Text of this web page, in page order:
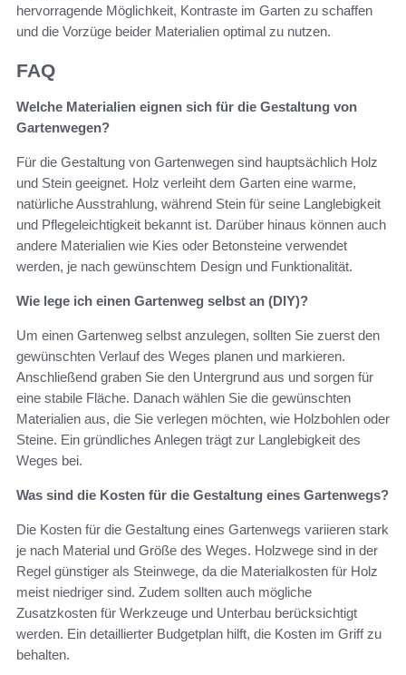
hervorragende Möglichkeit, Kontraste im Garten zu schaffen
und die Vorzüge beider Materialien optimal zu nutzen.
FAQ
Welche Materialien eignen sich für die Gestaltung von
Gartenwegen?
Für die Gestaltung von Gartenwegen sind hauptsächlich Holz
und Stein geeignet. Holz verleiht dem Garten eine warme,
natürliche Ausstrahlung, während Stein für seine Langlebigkeit
und Pflegeleichtigkeit bekannt ist. Darüber hinaus können auch
andere Materialien wie Kies oder Betonsteine verwendet
werden, je nach gewünschtem Design und Funktionalität.
Wie lege ich einen Gartenweg selbst an (DIY)?
Um einen Gartenweg selbst anzulegen, sollten Sie zuerst den
gewünschten Verlauf des Weges planen und markieren.
Anschließend graben Sie den Untergrund aus und sorgen für
eine stabile Fläche. Danach wählen Sie die gewünschten
Materialien aus, die Sie verlegen möchten, wie Holzbohlen oder
Steine. Ein gründliches Anlegen trägt zur Langlebigkeit des
Weges bei.
Was sind die Kosten für die Gestaltung eines Gartenwegs?
Die Kosten für die Gestaltung eines Gartenwegs variieren stark
je nach Material und Größe des Weges. Holzwege sind in der
Regel günstiger als Steinwege, da die Materialkosten für Holz
meist niedriger sind. Zudem sollten auch mögliche
Zusatzkosten für Werkzeuge und Unterbau berücksichtigt
werden. Ein detaillierter Budgetplan hilft, die Kosten im Griff zu
behalten.